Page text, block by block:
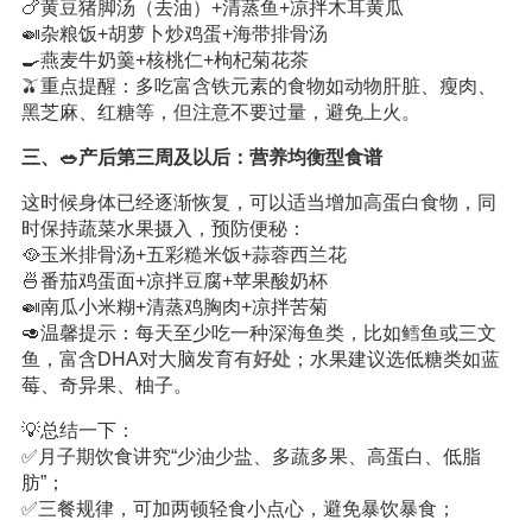
🍗黄豆猪脚汤（去油）+清蒸鱼+凉拌木耳黄瓜
🍛杂粮饭+胡萝卜炒鸡蛋+海带排骨汤
🍳燕麦牛奶羹+核桃仁+枸杞菊花茶
🫒重点提醒：多吃富含铁元素的食物如动物肝脏、瘦肉、
黑芝麻、红糖等，但注意不要过量，避免上火。
三、🥗产后第三周及以后：营养均衡型食谱
这时候身体已经逐渐恢复，可以适当增加高蛋白食物，同
时保持蔬菜水果摄入，预防便秘：
🥘玉米排骨汤+五彩糙米饭+蒜蓉西兰花
🍜番茄鸡蛋面+凉拌豆腐+苹果酸奶杯
🍛南瓜小米糊+清蒸鸡胸肉+凉拌苦菊
🥑温馨提示：每天至少吃一种深海鱼类，比如鳕鱼或三文
鱼，富含DHA对大脑发育有好处 ；水果建议选低糖类如蓝
莓、奇异果、柚子。
💡总结一下：
✅月子期饮食讲究“少油少盐、多蔬多果、高蛋白、低脂
肪”；
✅三餐规律，可加两顿轻食小点心，避免暴饮暴食；